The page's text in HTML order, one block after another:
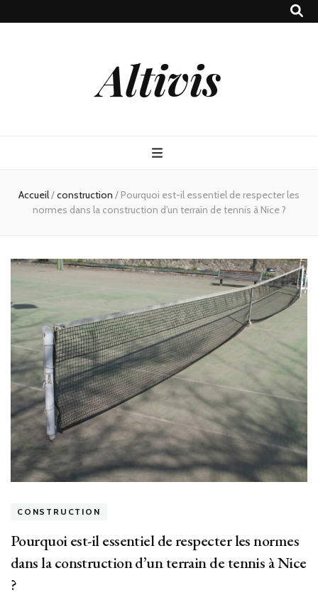
Altivis
Accueil/construction / Pourquoi est-il essentiel de respecter les
normes dans la construction d’un terrain de tennis à Nice ?
CONSTRUCTION
Pourquoi est-il essentiel de respecter les normes
dans la construction d’un terrain de tennis à Nice
?